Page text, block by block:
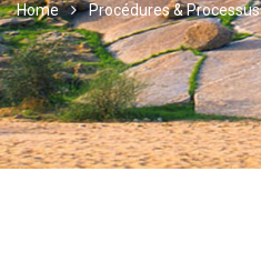
Home Procédures & Processus